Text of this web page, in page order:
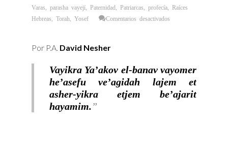
Varas
,parasha vayejí Paternidad Patriarcas ,profecía
Raíces
Hebreas
,Torah ,Yosef Comentarios desactivados
Por P.A. David Nesher
Vayikra Ya’akov el-banav vayomer
he’asefu ve’agidah lajem et
asher-yikra etjem be’ajarit
hayamim.